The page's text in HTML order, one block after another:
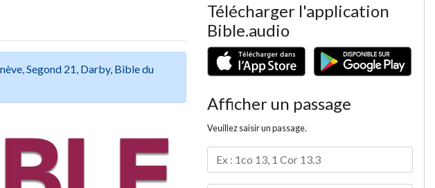
Segond 21, Darby, Bible du
Télécharger l'application
Bible.audio
Afficher un passage
Veuillez saisir un passage.